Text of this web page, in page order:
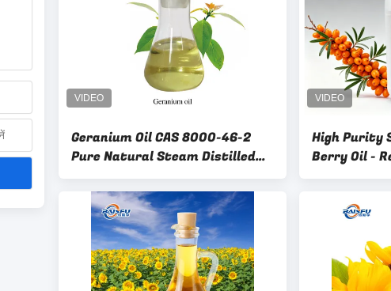
Geranium Oil CAS 8000-46-2
Pure Natural Steam Distilled
Essential Oil for Aromatherapy
Skincare
High Purity
Berry Oil -
Aging
Premium
Hair Care